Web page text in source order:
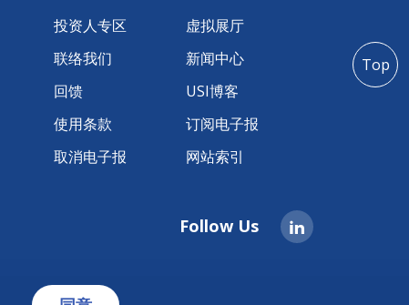
投资人专区
虚拟展厅
联络我们
新闻中心
回馈
USI博客
使用条款
订阅电子报
取消电子报
网站索引
Follow Us
Top